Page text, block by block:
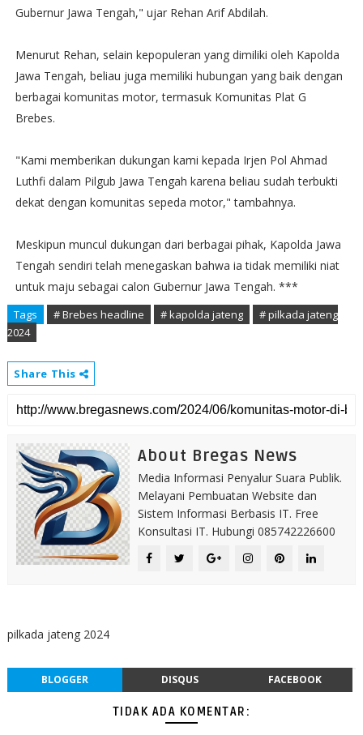
Gubernur Jawa Tengah," ujar Rehan Arif Abdilah.
Menurut Rehan, selain kepopuleran yang dimiliki oleh Kapolda
Jawa Tengah, beliau juga memiliki hubungan yang baik dengan
berbagai komunitas motor, termasuk Komunitas Plat G
Brebes.
"Kami memberikan dukungan kami kepada Irjen Pol Ahmad
Luthfi dalam Pilgub Jawa Tengah karena beliau sudah terbukti
dekat dengan komunitas sepeda motor," tambahnya.
Meskipun muncul dukungan dari berbagai pihak, Kapolda Jawa
Tengah sendiri telah menegaskan bahwa ia tidak memiliki niat
untuk maju sebagai calon Gubernur Jawa Tengah. ***
Tags # Brebes headline # kapolda jateng
# pilkada jateng
2024
Share This
About Bregas News
Media Informasi Penyalur Suara Publik.
Melayani Pembuatan Website dan
Sistem Informasi Berbasis IT. Free
Konsultasi IT. Hubungi 085742226600
pilkada jateng 2024
BLOGGER DISQUS FACEBOOK
TIDAK ADA KOMENTAR: